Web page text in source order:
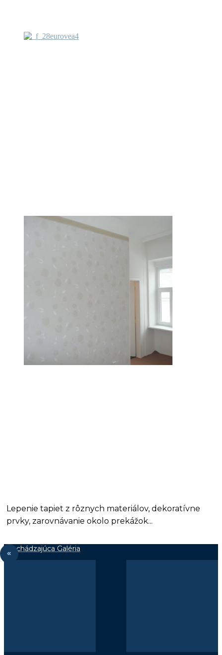
Lepenie tapiet z rôznych materiálov, dekoratívne
prvky, zarovnávanie okolo prekážok...
Prechádzajúca Galéria